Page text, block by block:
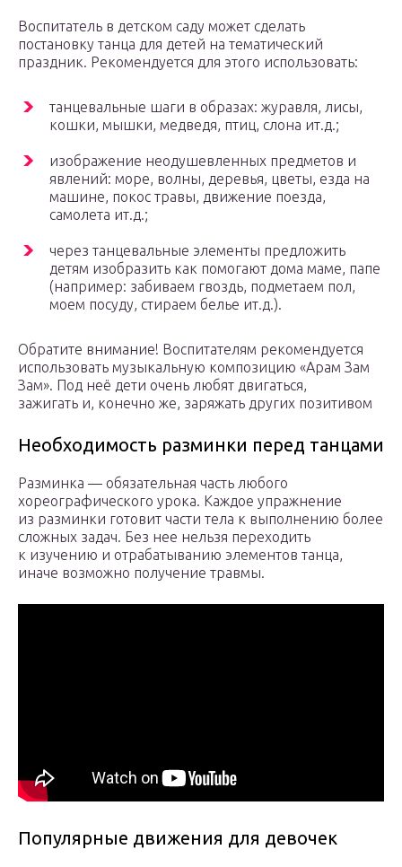
Воспитатель в детском саду может сделать
постановку танца для детей на тематический
праздник. Рекомендуется для этого использовать:
танцевальные шаги в образах: журавля, лисы,
кошки, мышки, медведя, птиц, слона ит.д.;
изображение неодушевленных предметов и
явлений: море, волны, деревья, цветы, езда на
машине, покос травы, движение поезда,
самолета ит.д.;
через танцевальные элементы предложить
детям изобразить как помогают дома маме, папе
(например: забиваем гвоздь, подметаем пол,
моем посуду, стираем белье ит.д.).
Обратите внимание! Воспитателям рекомендуется
использовать музыкальную композицию «Арам Зам
Зам». Под неё дети очень любят двигаться,
зажигать и, конечно же, заряжать других позитивом
Необходимость разминки перед танцами
Разминка — обязательная часть любого
хореографического урока. Каждое упражнение
из разминки готовит части тела к выполнению более
сложных задач. Без нее нельзя переходить
к изучению и отрабатыванию элементов танца,
иначе возможно получение травмы.
Популярные движения для девочек